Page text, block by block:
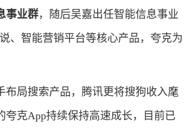
事业群，随后吴嘉出任智能信息事业
、智能营销平台等核心产品，夸克为
局搜索产品，腾讯更将搜狗收入麾
夸克App持续保持高速成长，目前已